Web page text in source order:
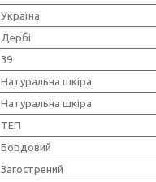
Україна
Дербі
39
Натуральна шкіра
Натуральна шкіра
ТЕП
Бордовий
Загострений